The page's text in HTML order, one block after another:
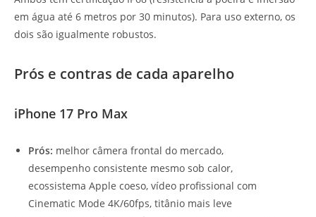
em água até 6 metros por 30 minutos). Para uso externo, os
dois são igualmente robustos.
Prós e contras de cada aparelho
iPhone 17 Pro Max
Prós: melhor câmera frontal do mercado,
desempenho consistente mesmo sob calor,
ecossistema Apple coeso, vídeo profissional com
Cinematic Mode 4K/60fps, titânio mais leve